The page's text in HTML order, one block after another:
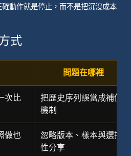
動作就是停止，而不是把沉沒成本
式
問題在哪裡
次比
把歷史序列誤當成補償
機制
做也
忽略版本、樣本與選擇
性分享